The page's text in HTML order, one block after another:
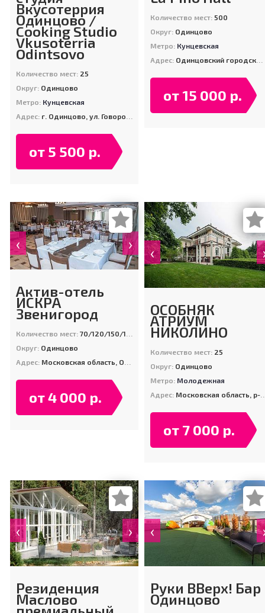
Вкусотеррия
Одинцово /
Cooking Studio
Vkusoterria
Odintsovo
Количество мест: 25
Округ: Одинцово
Метро: Кунцевская
Адрес: г. Одинцово, ул. Говорова, д. 163 (ТРЦ "Атлас", 2 этаж)
от 5 500 р.
Количество мест: 500
Округ: Одинцово
Метро: Кунцевская
Адрес: Одинцовский городской округ, д. Лапино, территория ГП-2, 1
от 15 000 р.
‹ ›
Актив-отель
ИСКРА
Звенигород
Количество мест:70/120/150/150
Округ: Одинцово
Адрес: Московская область, Одинцовский район, д.Сватово, 6
от 4 000 р.
‹
ОСОБНЯК
АТРИУМ
НИКОЛИНО
Количество мест: 25
Округ: Одинцово
Метро: Молодежная
Адрес: Московская область, р-н Одинцовский, д. Дарьино, ГП-7, д. 26
от 7 000 р.
‹ ›
Резиденция
Маслово
‹
Руки ВВерх! Бар
Одинцово